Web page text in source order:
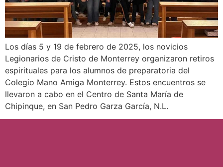
Los días 5 y 19 de febrero de 2025, los novicios
Legionarios de Cristo de Monterrey organizaron retiros
espirituales para los alumnos de preparatoria del
Colegio Mano Amiga Monterrey. Estos encuentros se
llevaron a cabo en el Centro de Santa María de
Chipinque, en San Pedro Garza García, N.L.